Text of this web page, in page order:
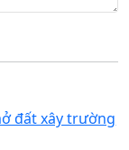
đất xây trường